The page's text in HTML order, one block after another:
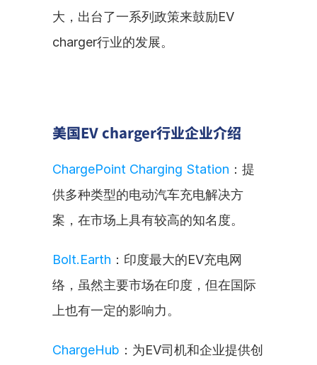
大，出台了一系列政策来鼓励EV
charger行业的发展。
美国EV charger行业企业介绍
ChargePoint Charging Station ：提
供多种类型的电动汽车充电解决方
案，在市场上具有较高的知名度。
Bolt.Earth ：印度最大的EV充电网
络，虽然主要市场在印度，但在国际
上也有一定的影响力。
ChargeHub ：为EV司机和企业提供创